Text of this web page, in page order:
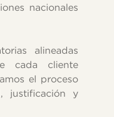
nacionales
alineadas
cada cliente
el proceso
justificación y